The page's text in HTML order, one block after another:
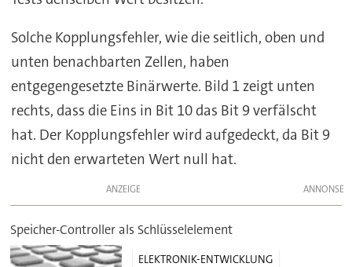
Solche Kopplungsfehler, wie die seitlich, oben und
unten benachbarten Zellen, haben
entgegengesetzte Binärwerte. Bild 1 zeigt unten
rechts, dass die Eins in Bit 10 das Bit 9 verfälscht
hat. Der Kopplungsfehler wird aufgedeckt, da Bit 9
nicht den erwarteten Wert null hat.
ANZEIGE
Speicher-Controller als Schlüsselelement
ELEKTRONIK-ENTWICKLUNG